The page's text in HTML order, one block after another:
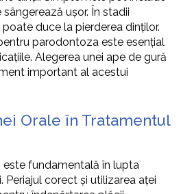
ușor. În stadii
duce la pierderea dinților.
parodontoza este esențial
Alegerea unei ape de gură
important al acestui
Orale în Tratamentul
este fundamentală în lupta
corect și utilizarea aței